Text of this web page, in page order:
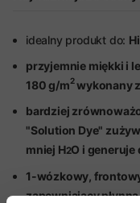
idealny produkt do:
przyjemnie miękki i
180 g/m2wykonany
bardziej
"Solution Dye"
mniej H2O i generuje
1-wózkowy,
zapewniający